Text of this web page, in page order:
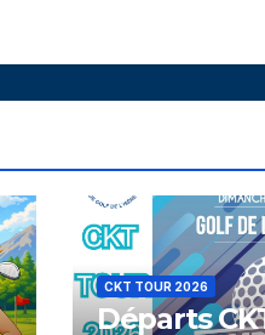
CKT TOUR 2026
Départs